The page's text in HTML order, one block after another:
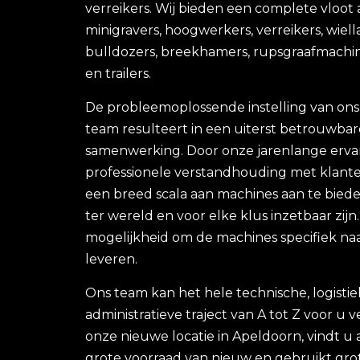
verreikers. Wij bieden een complete vloot
minigravers, hoogwerkers, verreikers,
bulldozers, breekhamers,
en trailers.
De probleemoplossende instelling van
team resulteert in een uiterst
samenwerking. Door onze jarenlange
professionele verstandhouding met
een breed scala aan machines aan te
ter wereld en voor elke klus inzetbaar
mogelijkheid om de machines specifiek
leveren.
Ons team kan het hele technische,
administratieve traject van A tot Z voor u
onze nieuwe locatie in Apeldoorn, vindt u